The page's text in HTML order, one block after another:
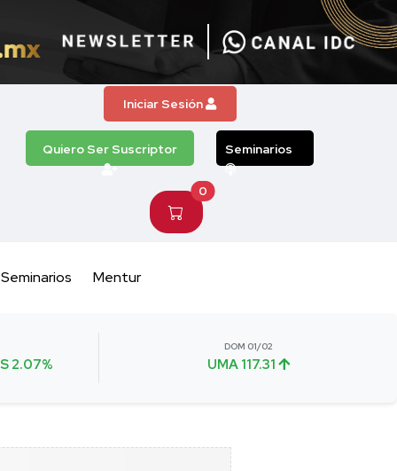
Iniciar Sesión
Quiero Ser Suscriptor Seminarios
0
Seminarios Mentur
2.07%
DOM 01/02
UMA 117.31